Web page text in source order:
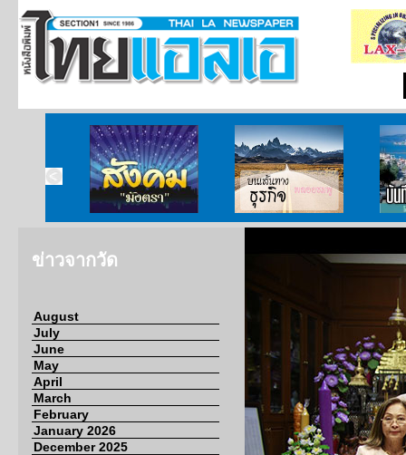
สังคมมังตรา บนเส้นทางธุรกิจ บั
ข่าวจากวัด
August
July
June
May
April
March
February
January 2026
December 2025